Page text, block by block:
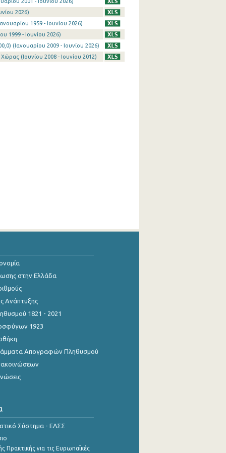
2026)
1959 - Ιουνίου 2026)
1999 - Ιουνίου 2026)
(Ιανουαρίου 2009 - Ιουνίου 2026)
(Ιουνίου 2008 - Ιουνίου 2012)
στην Ελλάδα
Ανάπτυξης
1821 - 2021
1923
Απογραφών Πληθυσμού
Σύστημα - ΕΛΣΣ
Πρακτικής για τις Ευρωπαϊκές